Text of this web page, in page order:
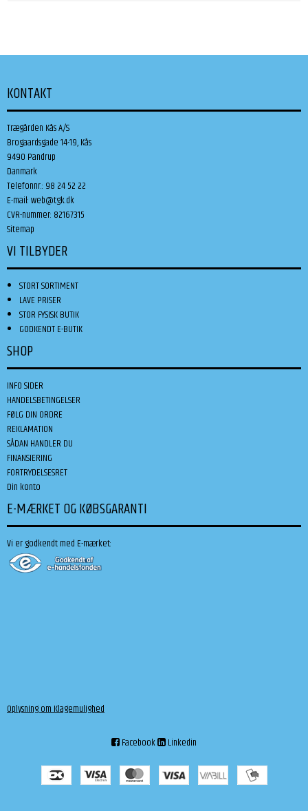
KONTAKT
Trægården Kås A/S
Brogaardsgade 14-19, Kås
9490 Pandrup
Danmark
Telefonnr.: 98 24 52 22
E-mail:web@tgk.dk
CVR-nummer: 82167315
Sitemap
VI TILBYDER
STORT SORTIMENT
LAVE PRISER
STOR FYSISK BUTIK
GODKENDT E-BUTIK
SHOP
INFO SIDER
HANDELSBETINGELSER
FØLG DIN ORDRE
REKLAMATION
SÅDAN HANDLER DU
FINANSIERING
FORTRYDELSESRET
Din konto
E-MÆRKET OG KØBSGARANTI
Vi er godkendt med E-mærket:
Oplysning om Klagemulighed
Facebook Linkedin